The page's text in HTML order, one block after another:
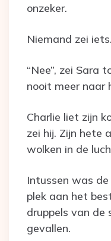
onzeker.
Niemand zei iets.
“Nee”, zei Sara
nooit meer naar
Charlie liet zijn
zei hij. Zijn hete
wolken in de
Intussen was de
plek aan het
druppels van de
gevallen.